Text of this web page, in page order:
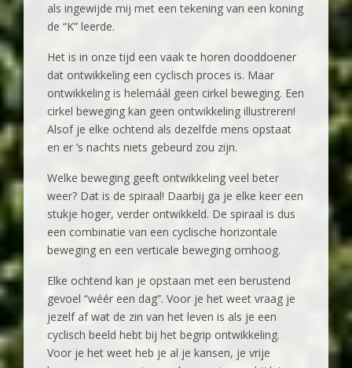
als ingewijde mij met een tekening van een koning
de “K” leerde.
Het is in onze tijd een vaak te horen dooddoener
dat ontwikkeling een cyclisch proces is. Maar
ontwikkeling is helemáál geen cirkel beweging. Een
cirkel beweging kan geen ontwikkeling illustreren!
Alsof je elke ochtend als dezelfde mens opstaat
en er ’s nachts niets gebeurd zou zijn.
Welke beweging geeft ontwikkeling veel beter
weer? Dat is de spiraal! Daarbij ga je elke keer een
stukje hoger, verder ontwikkeld. De spiraal is dus
een combinatie van een cyclische horizontale
beweging en een verticale beweging omhoog.
Elke ochtend kan je opstaan met een berustend
gevoel “wéér een dag”. Voor je het weet vraag je
jezelf af wat de zin van het leven is als je een
cyclisch beeld hebt bij het begrip ontwikkeling.
Voor je het weet heb je al je kansen, je vrije